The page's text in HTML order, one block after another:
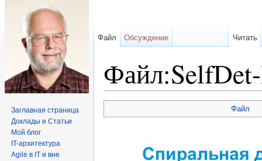
Файл
Файл Обсуждение Читать
Заглавная страница
Доклады и Статьи
Мой блог
IT-архитектура
Agile в IT и вне